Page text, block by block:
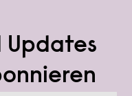
Updates